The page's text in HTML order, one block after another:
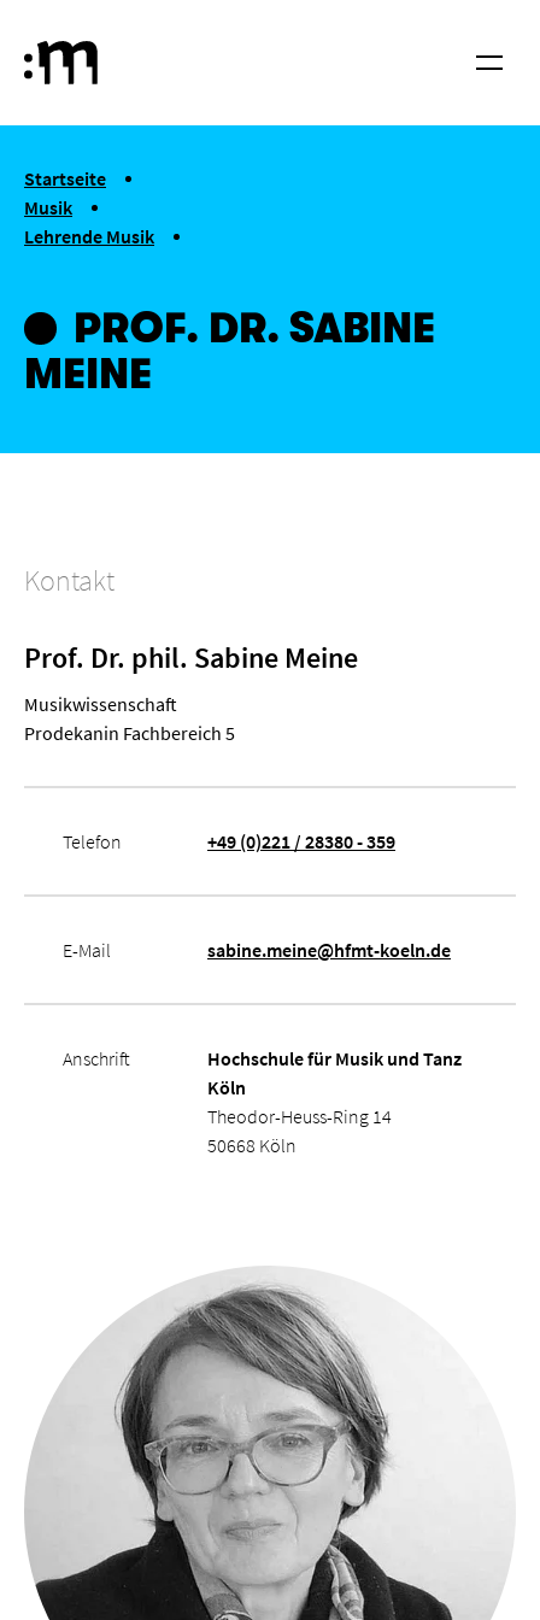
Hochschule für Musik und Tanz Köln Menü
You are here:
Startseite
Musik
Lehrende Musik
Prof. Dr. Sabine Meine
PROF. DR. SABINE
MEINE
Kontakt
Prof. Dr. phil. Sabine Meine
Musik­wissenschaft
Prodekanin Fachbereich 5
Telefon +49 (0)221 / 28380 - 359
E-Mail sabine.meine@hfmt-koeln.de
Anschrift
Hochschule für Musik und Tanz
Köln
Theodor-Heuss-Ring 14
50668 Köln